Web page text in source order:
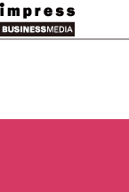
メ
イ